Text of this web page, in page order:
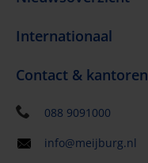
Internationaal
Contact & kantoren
088 9091000
info@meijburg.nl